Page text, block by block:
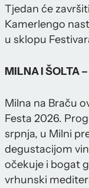
Tjedan će
Kamerlengo
u sklopu
MILNA I ŠOLTA
Milna na Braču
Festa 2026.
srpnja, u Milni
degustacijom
očekuje i bogat
vrhunski